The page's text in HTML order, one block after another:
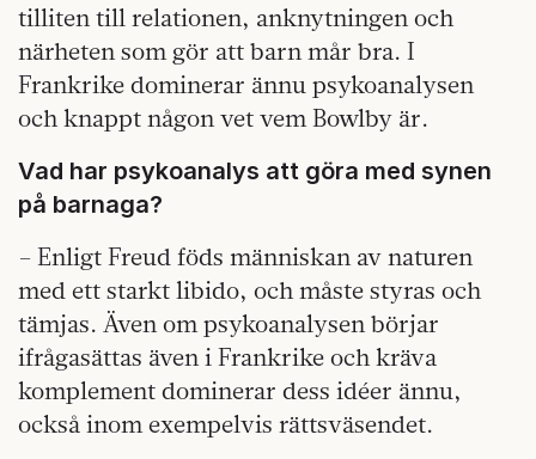
tilliten till relationen, anknytningen och
närheten som gör att barn mår bra. I
Frankrike dominerar ännu psykoanalysen
och knappt någon vet vem Bowlby är.
Vad har psykoanalys att göra med synen
på barnaga?
– Enligt Freud föds människan av naturen
med ett starkt libido, och måste styras och
tämjas. Även om psykoanalysen börjar
ifrågasättas även i Frankrike och kräva
komplement dominerar dess idéer ännu,
också inom exempelvis rättsväsendet.